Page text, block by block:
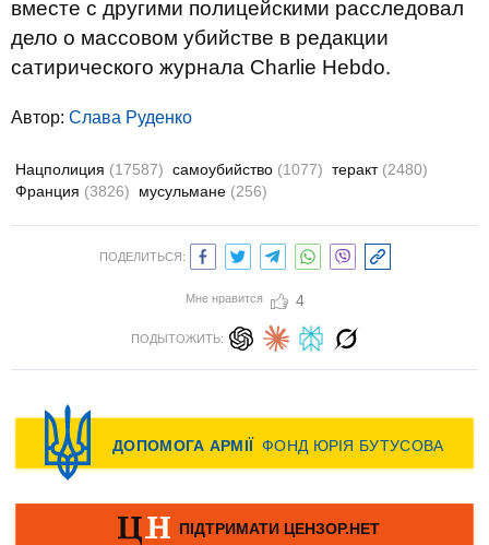
вместе с другими полицейскими расследовал
дело о массовом убийстве в редакции
сатирического журнала Charlie Hebdo.
Автор: Слава Руденко
Нацполиция (17587) самоубийство (1077) теракт (2480)
Франция (3826) мусульмане (256)
ПОДЕЛИТЬСЯ:
Мне нравится 4
ПОДЫТОЖИТЬ: